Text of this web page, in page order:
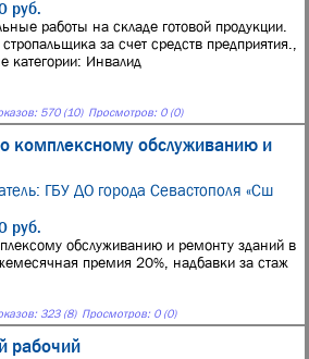
руб.
работы на складе готовой продукции.
за счет средств предприятия.,
Инвалид
570 (10) Просмотров: 0 (0)
комплексному обслуживанию и
ГБУ ДО города Севастополя «Сш
руб.
обслуживанию и ремонту зданий в
премия 20%, надбавки за стаж
323 (8) Просмотров: 0 (0)
рабочий